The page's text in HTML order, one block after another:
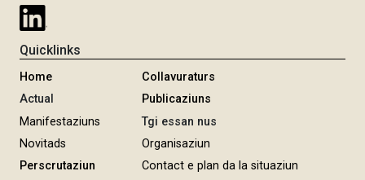
Quicklinks
Home
Actual
Manifestaziuns
Novitads
Perscrutaziun
Collavuraturs
Publicaziuns
Tgi essan nus
Organisaziun
Contact e plan da la situaziun